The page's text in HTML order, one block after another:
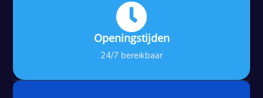

Openingstijden
24/7 bereikbaar